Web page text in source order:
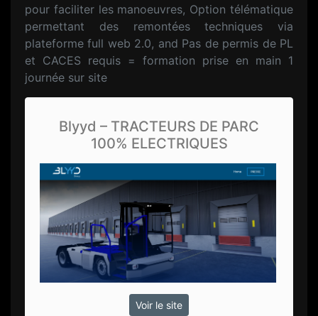
pour faciliter les manoeuvres, Option télématique
permettant des remontées techniques via
plateforme full web 2.0, and Pas de permis de PL
et CACES requis = formation prise en main 1
journée sur site
Blyyd – TRACTEURS DE PARC
100% ELECTRIQUES
Voir le site